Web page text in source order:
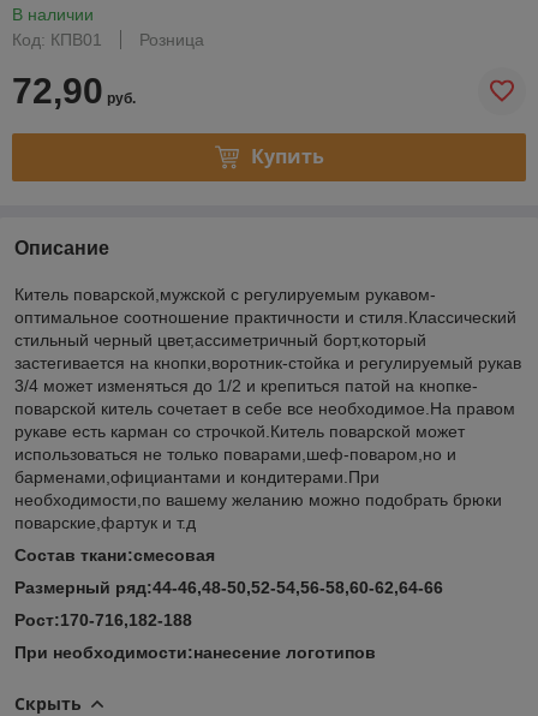
В наличии
Код: КПВ01
Розница
72,90 руб.
Купить
Описание
Китель поварской,мужской с регулируемым рукавом-
оптимальное соотношение практичности и стиля.Классический
стильный черный цвет,ассиметричный борт,который
застегивается на кнопки,воротник-стойка и регулируемый рукав
3/4 может изменяться до 1/2 и крепиться патой на кнопке-
поварской китель сочетает в себе все необходимое.На правом
рукаве есть карман со строчкой.Китель поварской может
использоваться не только поварами,шеф-поваром,но и
барменами,официантами и кондитерами.При
необходимости,по вашему желанию можно подобрать брюки
поварские,фартук и т.д
Состав ткани:смесовая
Размерный ряд:44-46,48-50,52-54,56-58,60-62,64-66
Рост:170-716,182-188
При необходимости:нанесение логотипов
Скрыть